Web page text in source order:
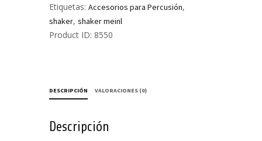
Etiquetas: Accesorios para Percusión,
shaker, shaker meinl
Product ID: 8550
DESCRIPCIÓN VALORACIONES (0)
Descripción